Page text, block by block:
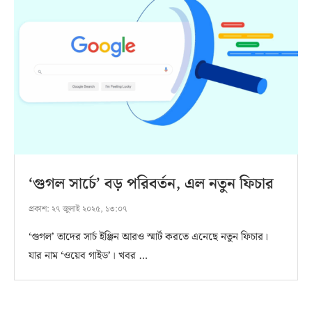
‘গুগল সার্চে’ বড় পরিবর্তন, এল নতুন ফিচার
প্রকাশ: ২৭ জুলাই ২০২৫, ১৩:০৭
‘গুগল’ তাদের সার্চ ইঞ্জিন আরও স্মার্ট করতে এনেছে নতুন ফিচার।
যার নাম ‘ওয়েব গাইড’। খবর …